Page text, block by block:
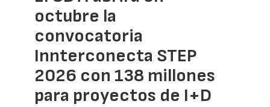
octubre la
convocatoria
Innterconecta STEP
2026 con 138 millones
para proyectos de I+D